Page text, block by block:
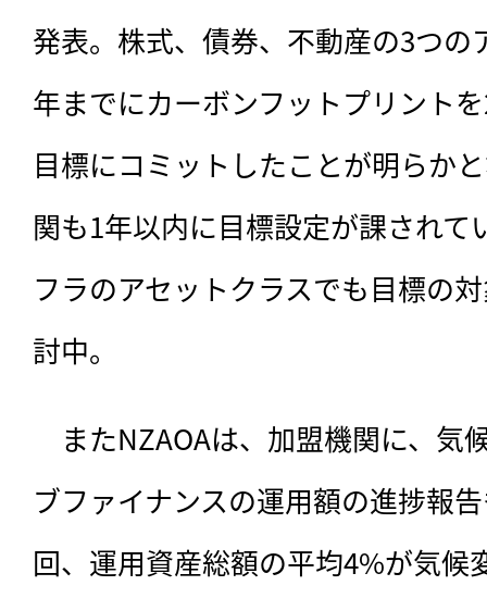
発表。株式、債券、不動産の3つの
年までにカーボンフットプリント
目標にコミットしたことが明らか
関も1年以内に目標設定が課されて
フラのアセットクラスでも目標の
討中。
またNZAOAは、加盟機関に、気
ブファイナンスの運用額の進捗報
回、運用資産総額の平均4%が気候